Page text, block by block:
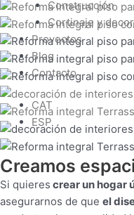
Construcción
Cortinaje y
Proyectos
Blog
Contacto
CAT
ESP
Creamos
Si quieres crear un hogar
asegurarnos de que el